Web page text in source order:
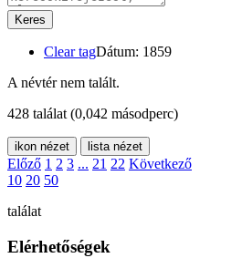
Keres
Clear tagDátum: 1859
A névtér nem talált.
428 találat (0,042 másodperc)
ikon nézet lista nézet
Előző 1 2 3 ... 21 22 Következő
10 20 50
találat
Elérhetőségek